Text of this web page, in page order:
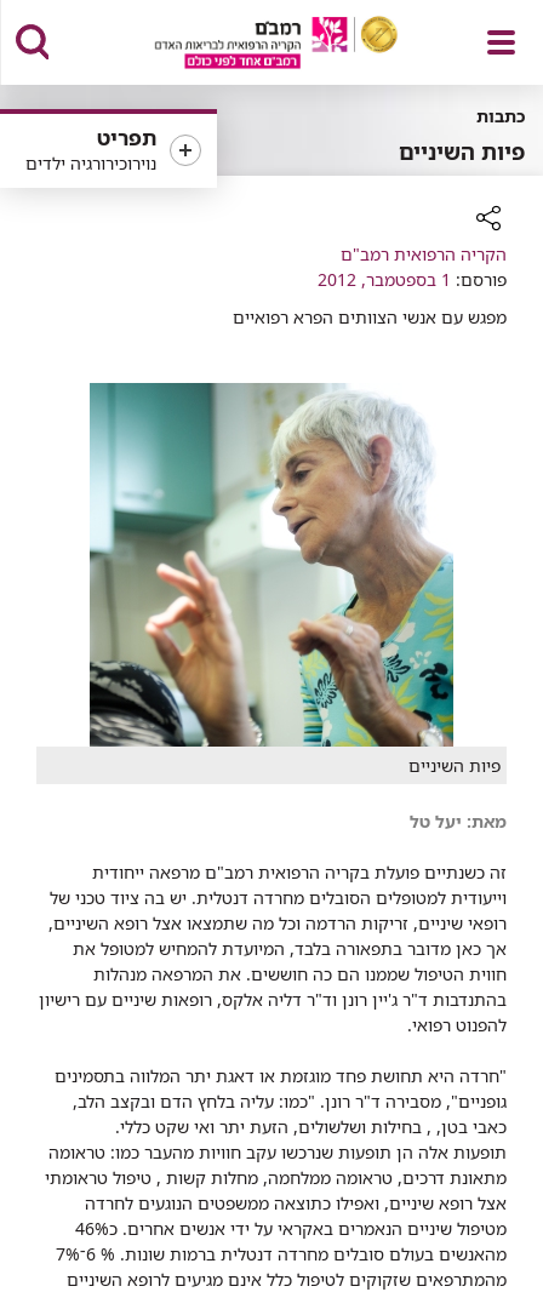
פתח
תפריט
תפריט
נוירוכירורגיה ילדים
כתבות
פיות השיניים
רכיב
שיתוף
הקריה הרפואית רמב"ם
פורסם: 1 בספטמבר, 2012
מפגש עם אנשי הצוותים הפרא רפואיים
פיות השיניים
מאת: יעל טל
זה כשנתיים פועלת בקריה הרפואית רמב"ם מרפאה ייחודית
וייעודית למטופלים הסובלים מחרדה דנטלית. יש בה ציוד טכני של
רופאי שיניים, זריקות הרדמה וכל מה שתמצאו אצל רופא השיניים,
אך כאן מדובר בתפאורה בלבד, המיועדת להמחיש למטופל את
חווית הטיפול שממנו הם כה חוששים. את המרפאה מנהלות
בהתנדבות ד"ר ג'יין רונן וד"ר דליה אלקס, רופאות שיניים עם רישיון
להפנוט רפואי.
"חרדה היא תחושת פחד מוגזמת או דאגת יתר המלווה בתסמינים
גופניים", מסבירה ד"ר רונן. "כמו: עליה בלחץ הדם ובקצב הלב,
כאבי בטן, , בחילות ושלשולים, הזעת יתר ואי שקט כללי.
תופעות אלה הן תופעות שנרכשו עקב חוויות מהעבר כמו: טראומה
מתאונת דרכים, טראומה ממלחמה, מחלות קשות , טיפול טראומתי
אצל רופא שיניים, ואפילו כתוצאה ממשפטים הנוגעים לחרדה
מטיפול שיניים הנאמרים באקראי על ידי אנשים אחרים. כ46%
מהאנשים בעולם סובלים מחרדה דנטלית ברמות שונות. % 6־7%
מהמתרפאים שזקוקים לטיפול כלל אינם מגיעים לרופא השיניים